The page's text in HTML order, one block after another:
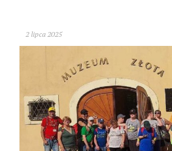
2 lipca 2025